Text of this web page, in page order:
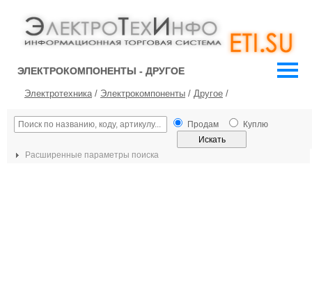
ЭЛЕКТРОКОМПОНЕНТЫ - ДРУГОЕ
Электротехника/ Электрокомпоненты / Другое /
Продам Куплю
Расширенные параметры поиска